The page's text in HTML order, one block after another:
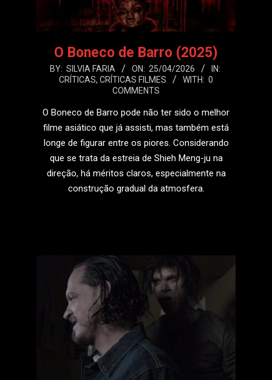
O Boneco de Barro (2025)
2026-
BY: SILVIA FARIA ON: 25/04/2026
IN:
CRÍTICAS, CRÍTICAS FILMES WITH: 0
COMMENTS
O Boneco de Barro pode não ter sido o melhor
filme asiático que já assisti, mas também está
longe de figurar entre os piores. Considerando
que se trata da estreia de Shieh Meng-ju na
direção, há méritos claros, especialmente na
construção gradual da atmosfera.